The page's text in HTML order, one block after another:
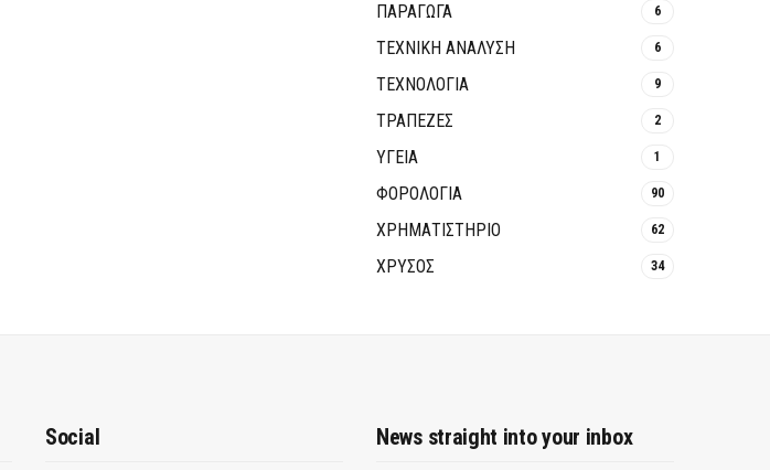
ΠΑΡΑΓΩΓΑ 6
ΤΕΧΝΙΚΗ ΑΝΑΛΥΣΗ 6
ΤΕΧΝΟΛΟΓΙΑ 9
ΤΡΆΠΕΖΕΣ 2
ΥΓΕΙΑ 1
ΦΟΡΟΛΟΓΙΑ 90
ΧΡΗΜΑΤΙΣΤΗΡΙΟ 62
ΧΡΥΣΟΣ 34
Social News straight into your inbox